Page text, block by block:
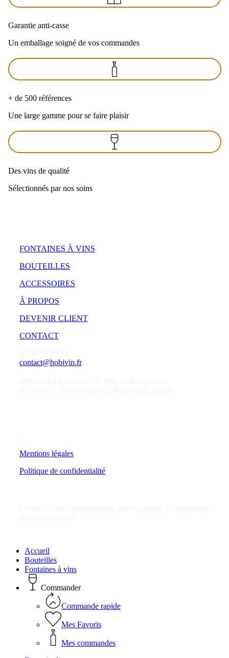
Garantie anti-casse
Un emballage soigné de vos commandes
+ de 500 références
Une large gamme pour se faire plaisir
Des vins de qualité
Sélectionnés par nos soins
FONTAINES À VINS
BOUTEILLES
ACCESSOIRES
À PROPOS
DEVENIR CLIENT
CONTACT
contact@hobivin.fr
Mentions légales
Politique de confidentialité
Close
Menu
Accueil
Bouteilles
Fontaines à vins
Commander
Commande rapide
Mes Favoris
Mes commandes